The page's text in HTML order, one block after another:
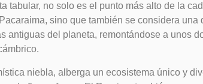
tabular, no solo es el punto más alto de la
sino que también se considera una
antiguas del planeta, remontándose a unos
niebla, alberga un ecosistema único y